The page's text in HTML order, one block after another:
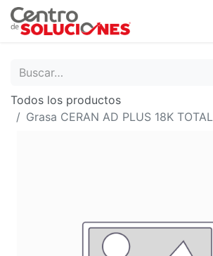
Todos los productos
Grasa CERAN AD PLUS 18K TOTAL